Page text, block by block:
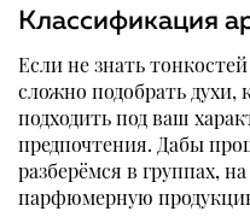
Классификация
Если не знать
сложно подобрать духи,
подходить под ваш
предпочтения. Дабы
разберёмся в группах,
парфюмерную